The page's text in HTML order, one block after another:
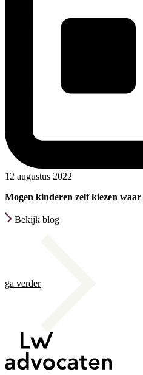
12 augustus 2022
Mogen kinderen zelf kiezen
Bekijk blog
ga verder